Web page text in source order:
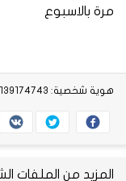
مرة بالاسبوع
هوية شخصية: 5139174743
المزيد من الملفات